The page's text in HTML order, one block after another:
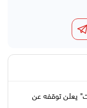
يعلن توقفه عن